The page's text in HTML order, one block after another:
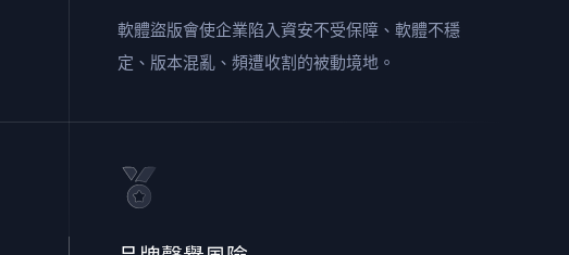
軟體盜版會使企業陷入資安不受保障、軟體不穩
定、版本混亂、頻遭收割的被動境地。